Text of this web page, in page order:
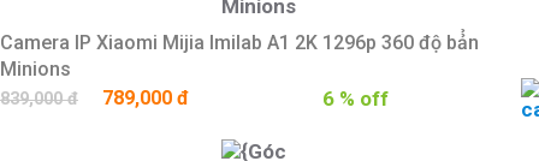
Camera IP Xiaomi Mijia Imilab A1 2K 1296p 360 độ bả̉n
Minions
839,000 đ 789,000 đ 6 % off